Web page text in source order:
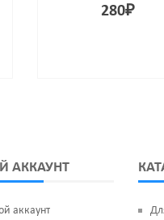
280₽
АККАУНТ
аккаунт